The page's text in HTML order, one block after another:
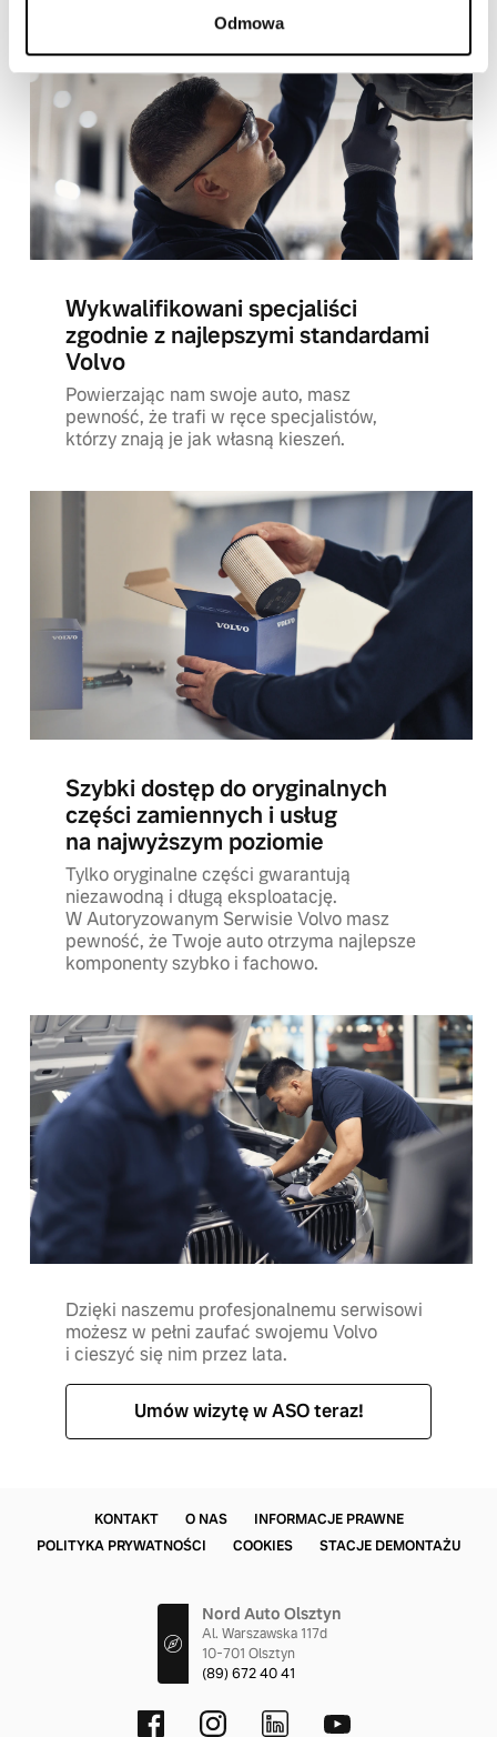
Odmowa
Wykwalifikowani specjaliści
zgodnie z najlepszymi standardami
Volvo
Powierzając nam swoje auto, masz
pewność, że trafi w ręce specjalistów,
którzy znają je jak własną kieszeń.
Szybki dostęp do oryginalnych
części zamiennych i usług
na najwyższym poziomie
Tylko oryginalne części gwarantują
niezawodną i długą eksploatację.
W Autoryzowanym Serwisie Volvo masz
pewność, że Twoje auto otrzyma najlepsze
komponenty szybko i fachowo.
Dzięki naszemu profesjonalnemu serwisowi
możesz w pełni zaufać swojemu Volvo
i cieszyć się nim przez lata.
Umów wizytę w ASO teraz!
KONTAKT O NAS
INFORMACJE PRAWNE
POLITYKA PRYWATNOŚCI
COOKIES STACJE DEMONTAŻU
Nord Auto Olsztyn
Al. Warszawska 117d
10-701 Olsztyn
(89) 672 40 41